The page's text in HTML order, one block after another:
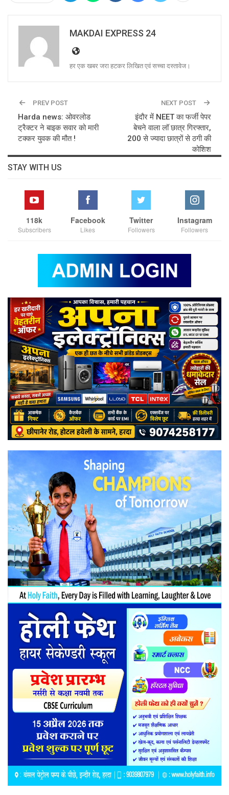
MAKDAI EXPRESS 24
हर एक खबर जरा हटकर लिखित एवं सच्चा दस्तावेज।
PREV POST
Harda news: ओवरलोड
ट्रैक्टर ने बाइक सवार को मारी
टक्कर युवक की मौत !
NEXT POST
इंदौर में NEET का फर्जी पेपर
बेचने वाला लॉ छात्र गिरफ्तार,
200 से ज्यादा छात्रों से ठगी की
कोशिश
STAY WITH US
118k
Subscribers
Facebook
Likes
Twitter
Followers
Instagram
Followers